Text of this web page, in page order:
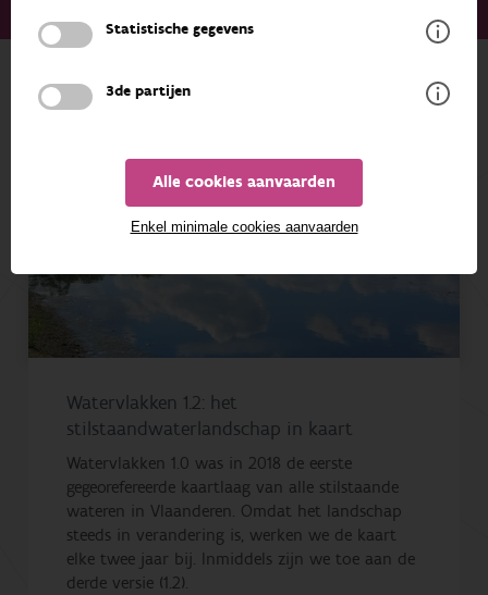
Statistische gegevens
3de partijen
Alle cookies aanvaarden
Enkel minimale cookies aanvaarden
Watervlakken 1.2: het stilstaandwaterlandschap in kaart
NIEUWSBRIEF DECEMBER 2022
Watervlakken 1.2: het
stilstaandwaterlandschap in kaart
Watervlakken 1.0 was in 2018 de eerste
gegeorefereerde kaartlaag van alle stilstaande
wateren in Vlaanderen. Omdat het landschap
steeds in verandering is, werken we de kaart
elke twee jaar bij. Inmiddels zijn we toe aan de
derde versie (1.2).